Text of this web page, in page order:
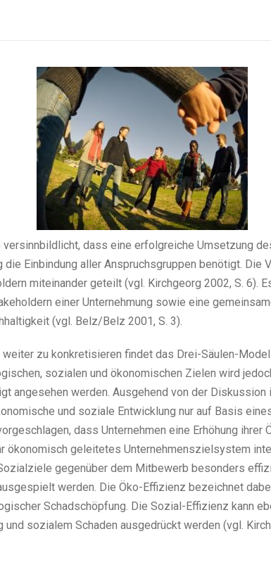
dass eine erfolgreiche Umsetzung
die Einbindung aller Anspruchsgruppen benötigt. Die
miteinander geteilt (vgl. Kirchgeorg 2002, S. 6).
einer Unternehmung sowie eine
(vgl. Belz/Belz 2001, S. 3).
zu konkretisieren findet das Drei-Säulen-
sozialen und ökonomischen Zielen wird
angesehen werden. Ausgehend von der Diskussion
und soziale Entwicklung nur auf Basis
dass Unternehmen eine Erhöhung
ökonomisch geleitetes Unternehmenszielsystem
gegenüber dem Mitbewerb besonders
werden. Die Öko-Effizienz bezeichnet
Schadschöpfung. Die Sozial-Effizienz kann
sozialem Schaden ausgedrückt werden (vgl.